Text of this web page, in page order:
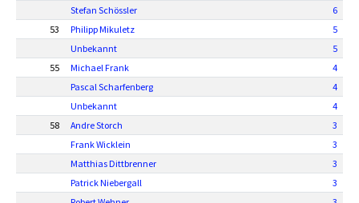
Stefan Schössler
6
53
Philipp Mikuletz
5
Unbekannt
5
55
Michael Frank
4
Pascal Scharfenberg
4
Unbekannt
4
58
Andre Storch
3
Frank Wicklein
3
Matthias Dittbrenner
3
Patrick Niebergall
3